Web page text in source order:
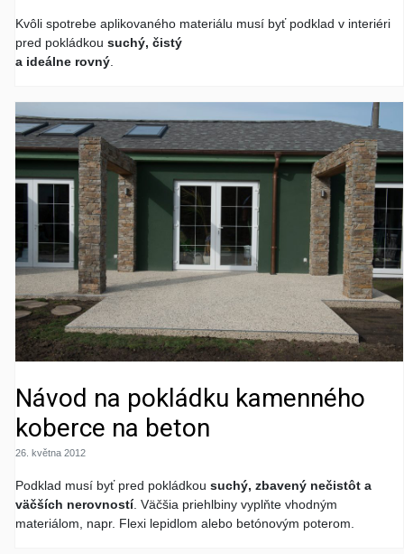
Kvôli spotrebe aplikovaného materiálu musí byť podklad v interiéri
pred pokládkou suchý, čistý
a ideálne rovný
Návod na pokládku kamenného
koberce na beton
26. května 2012
Podklad musí byť pred pokládkou suchý, zbavený nečistôt a
väčších nerovností. Väčšia priehlbiny vyplňte vhodným
materiálom, napr. Flexi lepidlom alebo betónovým poterom.